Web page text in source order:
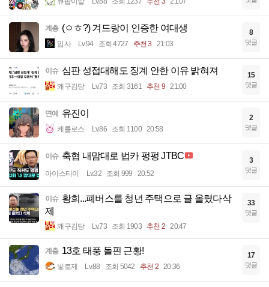
계층 (ㅇㅎ?) 겨드랑이 인증한 여대생
입사 Lv.94 조회 4727 추천 3 21:03
8
댓글
이슈 심판 성접대해도 징계 안한 이유 밝혀져
왜구김당 Lv.73 조회 3161 추천 9 21:00
15
댓글
연예 유진이
케를로스 Lv.86 조회 1100 20:58
2
댓글
이슈 축협 내맘대로 법카 펑펑 JTBC
아이스티이 Lv.32 조회 999 20:52
3
댓글
이슈 황희...폐버스를 청년 주택으로 글 올렸다삭
제
왜구김당 Lv.73 조회 1903 추천 2 20:47
33
댓글
계층 13호 태풍 돌핀 근황!
빛로제 Lv.88 조회 5042 추천 2 20:36
17
댓글